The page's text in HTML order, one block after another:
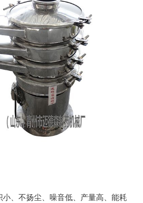
、不扬尘、噪音低、产量高、能耗